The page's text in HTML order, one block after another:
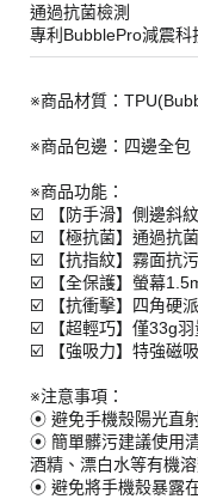
通過抗菌檢測
專利BubblePro減震科
※商品材質：
※商品包邊：四邊全包
※商品功能：
☑️ 【防手滑】側邊斜
☑️ 【極抗菌】通過抗
☑️ 【抗指紋】霧面抗
☑️ 【全保護】螢幕
☑️ 【抗衝擊】四角硬
☑️ 【超輕巧】僅33g羽
☑️ 【強吸力】特強磁
※注意事項：
⦿ 避免手機殼陽光直
⦿ 簡單髒污建議使用
酒精、漂白水等有機溶
⦿ 避免將手機殼暴露